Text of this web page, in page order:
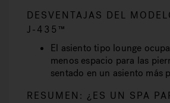
DESVENTAJAS DEL
J-435™
El asiento tipo lounge
menos espacio para las
sentado en un asiento más
RESUMEN: ¿ES UN SPA